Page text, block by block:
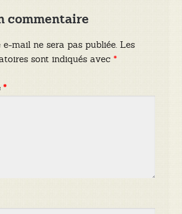
commentaire
mail ne sera pas publiée. Les
sont indiqués avec*
*